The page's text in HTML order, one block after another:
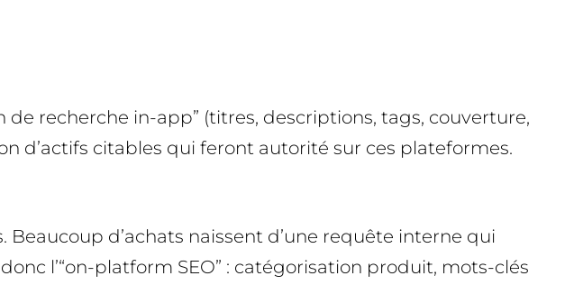
recherche in-app” (titres, descriptions, tags, couverture,
d’actifs citables qui feront autorité sur ces plateformes.
d’achats naissent d’une requête interne qui
l’“on-platform SEO” : catégorisation produit, mots-clés